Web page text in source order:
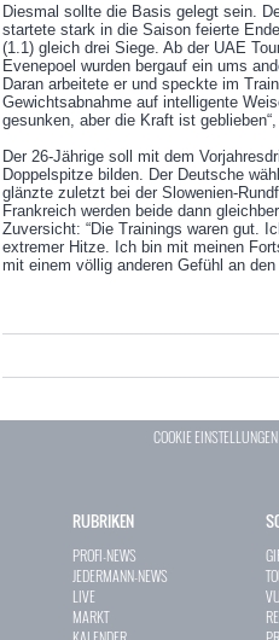
Diesmal sollte die Basis gelegt sein.
startete stark in die Saison feierte
(1.1) gleich drei Siege. Ab der UAE
Evenepoel wurden bergauf ein ums
Daran arbeitete er und speckte im
Gewichtsabnahme auf intelligente
gesunken, aber die Kraft ist
Der 26-Jährige soll mit dem
Doppelspitze bilden. Der Deutsche
glänzte zuletzt bei der Slowenien-
Frankreich werden beide dann
Zuversicht: “Die Trainings waren gut.
extremer Hitze. Ich bin mit meinen
mit einem völlig anderen Gefühl an
COOKIE EINSTELLUNGEN
RUBRIKEN
PROFI-NEWS
JEDERMANN-NEWS
LIVE
MARKT